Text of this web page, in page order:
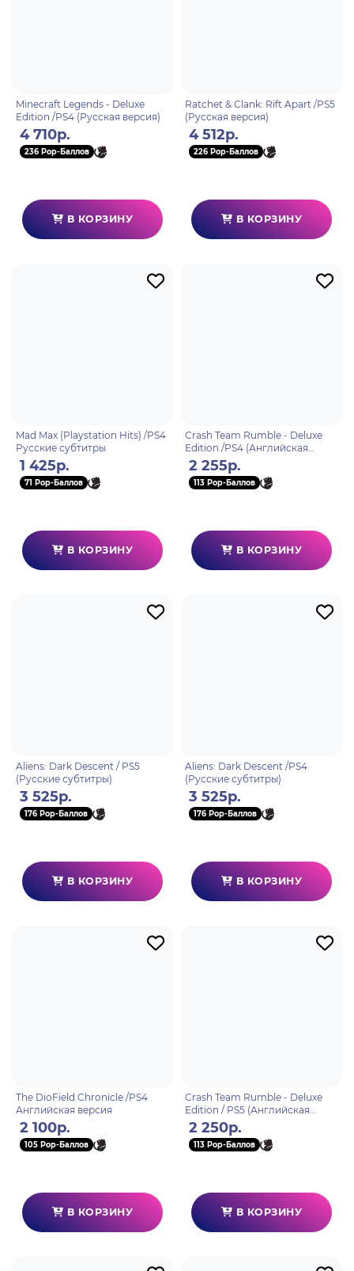
Minecraft Legends - Deluxe
Edition /PS4 (Русская версия)
4 710р.
236 Pop-Баллов
В КОРЗИНУ
Ratchet & Clank: Rift Apart /PS5
(Русская версия)
4 512р.
226 Pop-Баллов
В КОРЗИНУ
Mad Max (Playstation Hits) /PS4
Русские субтитры
1 425р.
71 Pop-Баллов
В КОРЗИНУ
Crash Team Rumble - Deluxe
Edition /PS4 (Английская
версия)
2 255р.
113 Pop-Баллов
В КОРЗИНУ
Aliens: Dark Descent / PS5
(Русские субтитры)
3 525р.
176 Pop-Баллов
В КОРЗИНУ
Aliens: Dark Descent /PS4
(Русские субтитры)
3 525р.
176 Pop-Баллов
В КОРЗИНУ
The DioField Chronicle /PS4
Английская версия
2 100р.
105 Pop-Баллов
В КОРЗИНУ
Crash Team Rumble - Deluxe
Edition / PS5 (Английская
версия)
2 250р.
113 Pop-Баллов
В КОРЗИНУ